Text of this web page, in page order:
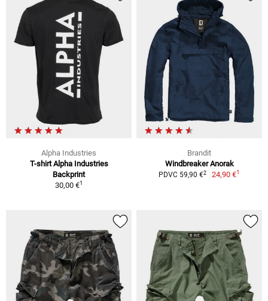
Alpha Industries
T-shirt Alpha Industries
Backprint
30,00 €1
Brandit
Windbreaker Anorak
PDVC 59,90 €2 24,90 €1